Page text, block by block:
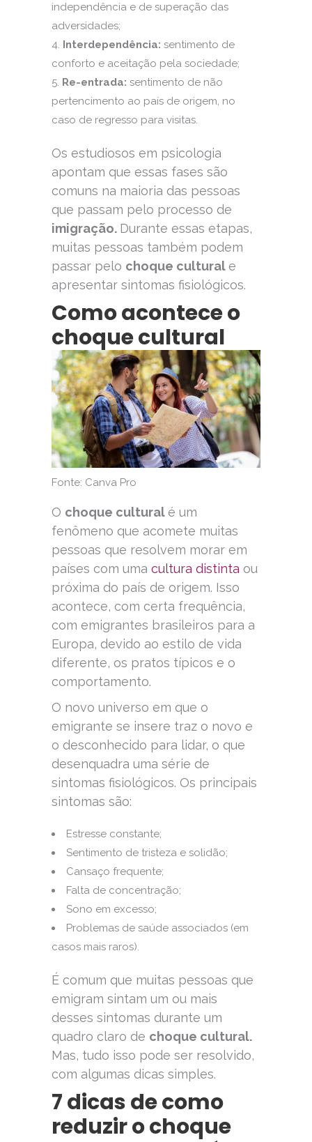
independência e de superação das
adversidades;
Interdependência: sentimento de
conforto e aceitação pela sociedade;
Re-entrada: sentimento de não
pertencimento ao país de origem, no
caso de regresso para visitas.
Os estudiosos em psicologia
apontam que essas fases são
comuns na maioria das pessoas
que passam pelo processo de
imigração. Durante essas etapas,
muitas pessoas também podem
passar pelo choque cultural e
apresentar sintomas fisiológicos.
Como acontece o
choque cultural
Fonte: Canva Pro
O choque cultural é um
fenômeno que acomete muitas
pessoas que resolvem morar em
países com uma cultura distinta ou
próxima do país de origem. Isso
acontece, com certa frequência,
com emigrantes brasileiros para a
Europa, devido ao estilo de vida
diferente, os pratos típicos e o
comportamento.
O novo universo em que o
emigrante se insere traz o novo e
o desconhecido para lidar, o que
desenquadra uma série de
sintomas fisiológicos. Os principais
sintomas são:
Estresse constante;
Sentimento de tristeza e solidão;
Cansaço frequente;
Falta de concentração;
Sono em excesso;
Problemas de saúde associados (em
casos mais raros).
É comum que muitas pessoas que
emigram sintam um ou mais
desses sintomas durante um
quadro claro de choque cultural.
Mas, tudo isso pode ser resolvido,
com algumas dicas simples.
7 dicas de como
reduzir o choque